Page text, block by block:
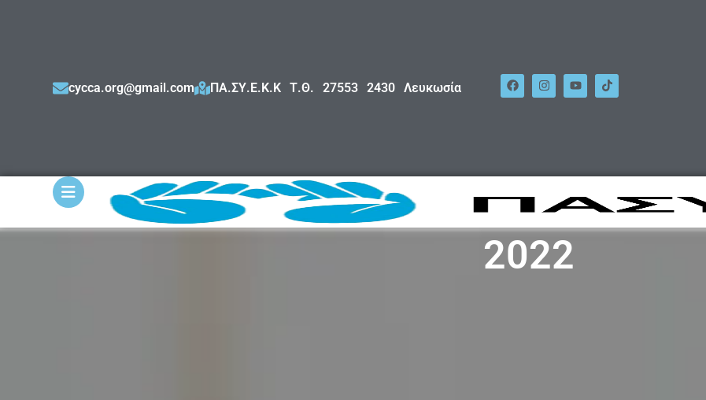
cycca.org@gmail.com ΠΑ.ΣΥ.Ε.Κ.Κ Τ.Θ. 27553 2430 Λευκωσία
2022